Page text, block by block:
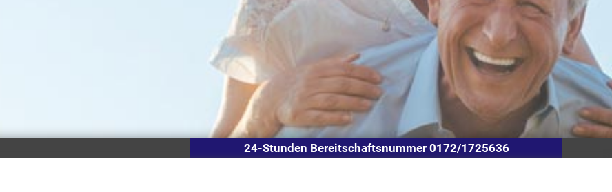
24-Stunden Bereitschaftsnummer 0172/1725636